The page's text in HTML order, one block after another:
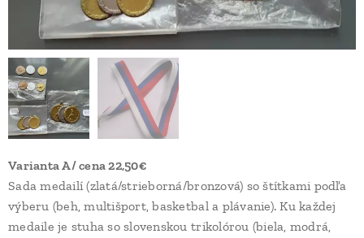
Varianta A/ cena 22,50€
Sada medailí (zlatá/strieborná/bronzová) so štítkami podľa
výberu (beh, multišport, basketbal a plávanie). Ku každej
medaile je stuha so slovenskou trikolórou (biela, modrá,